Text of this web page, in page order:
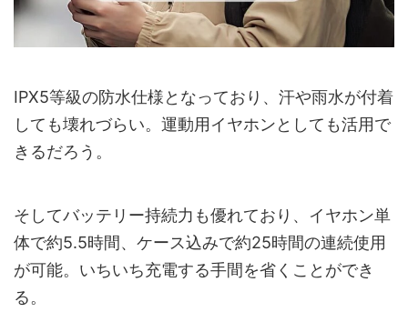
IPX5等級の防水仕様となっており、汗や雨水が付着
しても壊れづらい。運動用イヤホンとしても活用で
きるだろう。
そしてバッテリー持続力も優れており、イヤホン単
体で約5.5時間、ケース込みで約25時間の連続使用
が可能。いちいち充電する手間を省くことができ
る。